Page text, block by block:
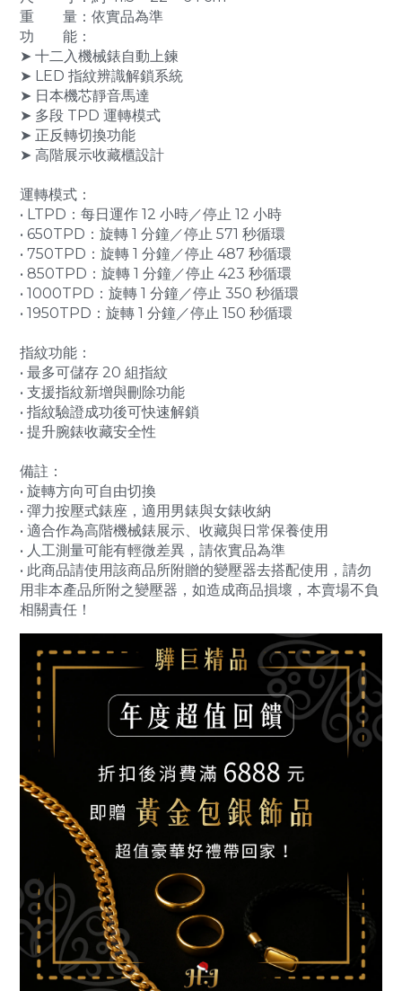
重 量：依實品為準
功 能：
➤ 十二入機械錶自動上鍊
➤ LED 指紋辨識解鎖系統
➤ 日本機芯靜音馬達
➤ 多段 TPD 運轉模式
➤ 正反轉切換功能
➤ 高階展示收藏櫃設計
運轉模式：
• LTPD：每日運作 12 小時／停止 12 小時
• 650TPD：旋轉 1 分鐘／停止 571 秒循環
• 750TPD：旋轉 1 分鐘／停止 487 秒循環
• 850TPD：旋轉 1 分鐘／停止 423 秒循環
• 1000TPD：旋轉 1 分鐘／停止 350 秒循環
• 1950TPD：旋轉 1 分鐘／停止 150 秒循環
指紋功能：
• 最多可儲存 20 組指紋
• 支援指紋新增與刪除功能
• 指紋驗證成功後可快速解鎖
• 提升腕錶收藏安全性
備註：
• 旋轉方向可自由切換
• 彈力按壓式錶座，適用男錶與女錶收納
• 適合作為高階機械錶展示、收藏與日常保養使用
• 人工測量可能有輕微差異，請依實品為準
• 此商品請使用該商品所附贈的變壓器去搭配使用，請勿
用非本產品所附之變壓器，如造成商品損壞，本賣場不負
相關責任！